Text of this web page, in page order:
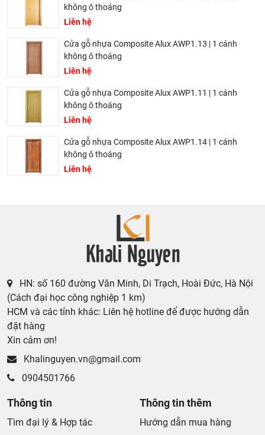
không ô thoáng
Liên hệ
Cửa gỗ nhựa Composite Alux AWP1.13 | 1 cánh
không ô thoáng
Liên hệ
Cửa gỗ nhựa Composite Alux AWP1.11 | 1 cánh
không ô thoáng
Liên hệ
Cửa gỗ nhựa Composite Alux AWP1.14 | 1 cánh
không ô thoáng
Liên hệ
HN: số 160 đường Văn Minh, Di Trạch, Hoài Đức, Hà Nội
(Cách đại học công nghiệp 1 km)
HCM và các tỉnh khác: Liên hệ hotline để được hướng dẫn
đặt hàng
Xin cảm ơn!
Khalinguyen.vn@gmail.com
0904501766
Thông tin
Tìm đại lý & Hợp tác
Thông tin thêm
Hướng dẫn mua hàng